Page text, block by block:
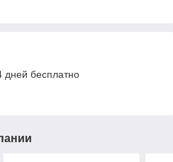
дней бесплатно